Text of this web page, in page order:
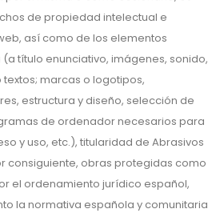
de propiedad intelectual e
así como de los elementos
título enunciativo, imágenes, sonido,
marcas o logotipos,
estructura y diseño, selección de
de ordenador necesarios para
y uso, etc.), titularidad de Abrasivos
consiguiente, obras protegidas como
el ordenamiento jurídico español,
la normativa española y comunitaria